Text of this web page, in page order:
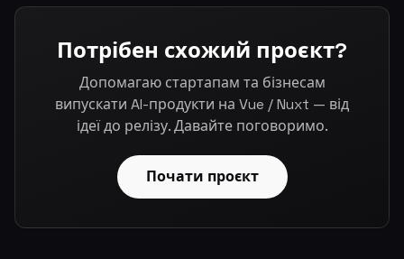
Потрібен схожий проєкт?
Допомагаю стартапам та бізнесам
випускати AI-продукти на Vue / Nuxt — від
ідеї до релізу. Давайте поговоримо.
Почати проєкт